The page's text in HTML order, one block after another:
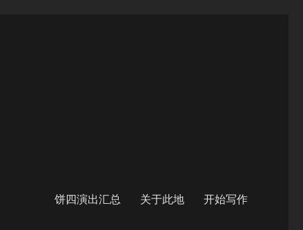
饼四演出汇总 关于此地 开始写作